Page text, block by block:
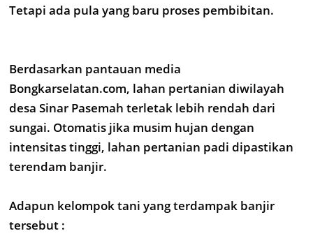
Tetapi ada pula yang baru proses pembibitan.
Berdasarkan pantauan media
Bongkarselatan.com, lahan pertanian diwilayah
desa Sinar Pasemah terletak lebih rendah dari
sungai. Otomatis jika musim hujan dengan
intensitas tinggi, lahan pertanian padi dipastikan
terendam banjir.
Adapun kelompok tani yang terdampak banjir
tersebut :